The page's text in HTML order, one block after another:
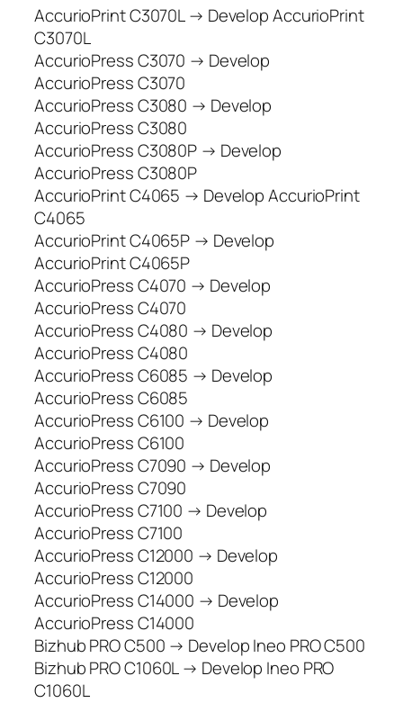
AccurioPrint C3070L → Develop AccurioPrint
C3070L
AccurioPress C3070 → Develop
AccurioPress C3070
AccurioPress C3080 → Develop
AccurioPress C3080
AccurioPress C3080P → Develop
AccurioPress C3080P
AccurioPrint C4065 → Develop AccurioPrint
C4065
AccurioPrint C4065P → Develop
AccurioPrint C4065P
AccurioPress C4070 → Develop
AccurioPress C4070
AccurioPress C4080 → Develop
AccurioPress C4080
AccurioPress C6085 → Develop
AccurioPress C6085
AccurioPress C6100 → Develop
AccurioPress C6100
AccurioPress C7090 → Develop
AccurioPress C7090
AccurioPress C7100 → Develop
AccurioPress C7100
AccurioPress C12000 → Develop
AccurioPress C12000
AccurioPress C14000 → Develop
AccurioPress C14000
Bizhub PRO C500 → Develop Ineo PRO C500
Bizhub PRO C1060L → Develop Ineo PRO
C1060L